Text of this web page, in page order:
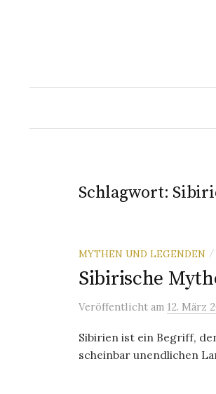
Schlagwort:
MYTHEN UND LEGENDEN /
Sibirische
Veröffentlicht am 12. März
Sibirien ist ein Begriff,
scheinbar unendlichen